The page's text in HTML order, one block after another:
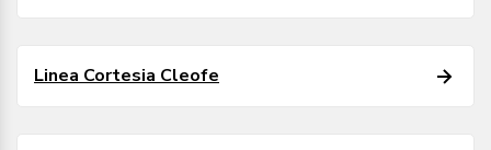
Linea Cortesia Cleofe